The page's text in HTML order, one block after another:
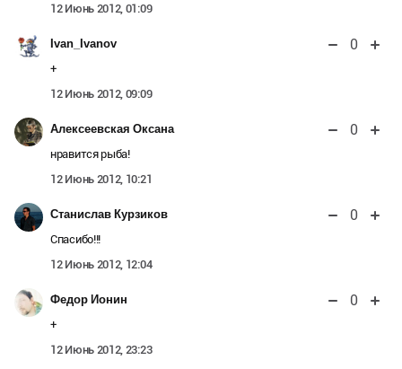
12 Июнь 2012, 01:09
Ivan_Ivanov 0
+
12 Июнь 2012, 09:09
Алексеевская Оксана 0
нравится рыба!
12 Июнь 2012, 10:21
Станислав Курзиков 0
Спасибо!!!
12 Июнь 2012, 12:04
Федор Ионин 0
+
12 Июнь 2012, 23:23